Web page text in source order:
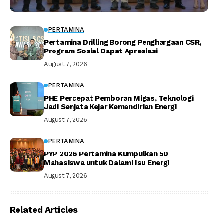
PERTAMINA
Pertamina Drilling Borong Penghargaan CSR,
Program Sosial Dapat Apresiasi
August 7, 2026
PERTAMINA
PHE Percepat Pemboran Migas, Teknologi
Jadi Senjata Kejar Kemandirian Energi
August 7, 2026
PERTAMINA
PYP 2026 Pertamina Kumpulkan 50
Mahasiswa untuk Dalami Isu Energi
August 7, 2026
Related Articles